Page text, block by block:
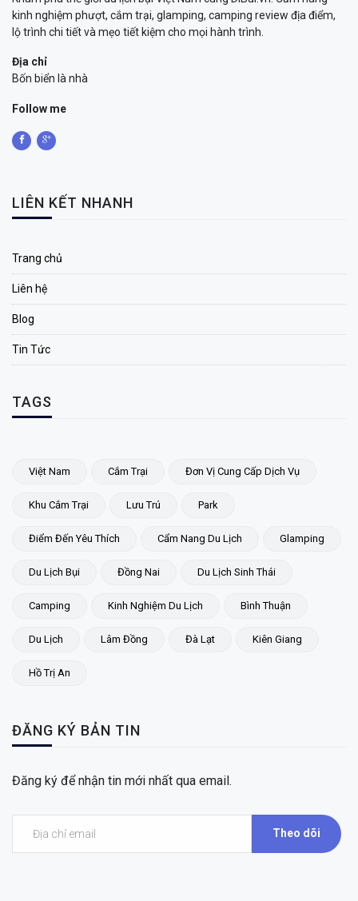
kinh nghiệm phượt, cắm trại, glamping, camping review địa điểm,
lộ trình chi tiết và mẹo tiết kiệm cho mọi hành trình.
Địa chỉ
Bốn biển là nhà
Follow me
LIÊN KẾT NHANH
Trang chủ
Liên hệ
Blog
Tin Tức
TAGS
Việt Nam Cắm Trại Đơn Vị Cung Cấp Dịch Vụ
Khu Cắm Trại Lưu Trú Park
Điểm Đến Yêu Thích Cẩm Nang Du Lịch Glamping
Du Lịch Bụi Đồng Nai Du Lịch Sinh Thái
Camping Kinh Nghiệm Du Lịch Bình Thuận
Du Lịch Lâm Đồng Đà Lạt Kiên Giang
Hồ Trị An
ĐĂNG KÝ BẢN TIN
Đăng ký để nhận tin mới nhất qua email.
Theo dõi